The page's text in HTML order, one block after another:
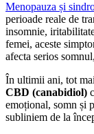
Menopauza și
perioade reale de
insomnie,
femei, aceste
afecta serios
În ultimii ani, tot
CBD (canabidiol)
emoțional, somn și
subliniem de la